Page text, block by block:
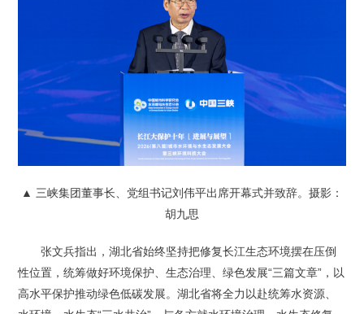
▲ 三峡集团董事长、党组书记刘伟平出席开幕式并致辞。摄影：
胡九思
张文兵指出，湖北省始终坚持把修复长江生态环境摆在压倒
性位置，统筹做好环境保护、生态治理、绿色发展“三篇文章”，以
高水平保护推动绿色低碳发展。湖北省将全力以赴统筹水资源、